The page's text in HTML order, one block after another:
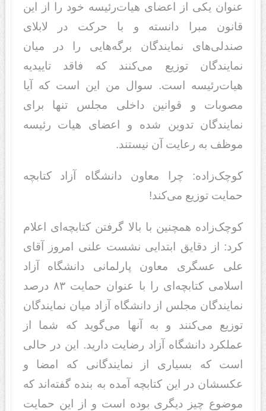
عنوان یکی از اعضای هیات‌رئیسه خود را از این
قانون مبرا دانسته و با حرکت در لابلای
صندلی‌های نمایندگان برگه‌هایی را در میان
نمایندگان توزیع می‌کنند که فاقد تاییدیه
هیات‌رئیسه است. سوال من این است که آیا
مصوبات و قوانین داخلی مجلس تنها برای
نمایندگان تدوین شده و اعضای هیات رئیسه
موظف به رعایت آن نیستند.
کوچک‌زاده: چرا معاون دانشگاه آزاد کتابچه
حمایت توزیع می‌کند!
کوچک‌زاده همچنین با بالا گرفتن کتابچه‌ای اعلام
کرد: از دقایق ابتدایی نشست علنی امروز آقای
علی عسگری معاون پارلمانی دانشگاه آزاد
اسلامی کتابچه‌ای را با عنوان حمایت ۸۳ درصد
نمایندگان مجلس از دانشگاه آزاد میان نمایندگان
توزیع می‌کنند و به آنها می‌گوید که شما از
عملکرد دانشگاه آزاد رضایت دارید. این در حالی
است که بسیاری از نمایندگانی که امضا و
عکسشان در این کتابچه آمده به بنده گفته‌اند که
موضوع چیز دیگری بوده است و از این حمایت